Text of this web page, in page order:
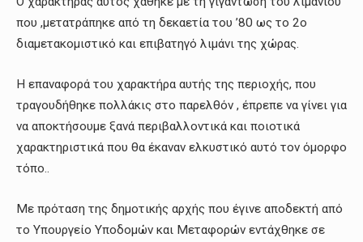
που ,μετατράπηκε από τη δεκαετία του ’80 ως το 2ο
διαμετακομιστικό και επιβατηγό λιμάνι της χώρας.
Η επαναφορά του χαρακτήρα αυτής της περιοχής, που
τραγουδήθηκε πολλάκις στο παρελθόν , έπρεπε να γίνει για
να αποκτήσουμε ξανά περιβαλλοντικά και ποιοτικά
χαρακτηριστικά που θα έκαναν ελκυστικό αυτό τον όμορφο
τόπο..
Με πρόταση της δημοτικής αρχής που έγινε αποδεκτή από
το Υπουργείο Υποδομών και Μεταφορών εντάχθηκε σε